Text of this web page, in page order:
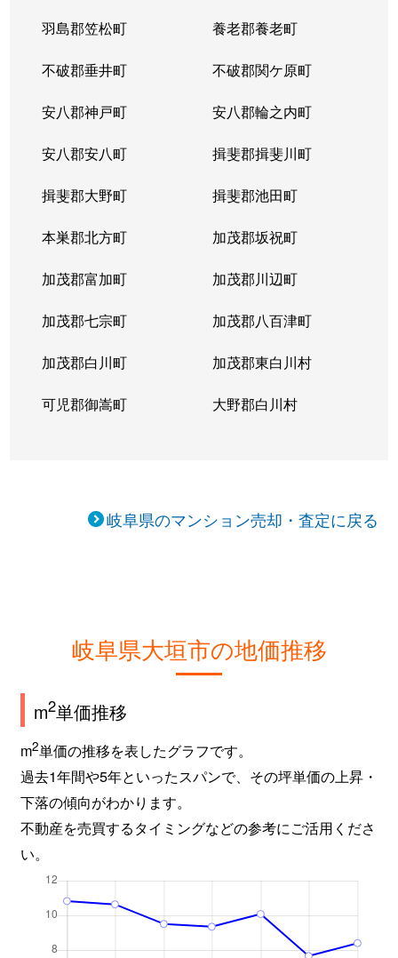
羽島郡笠松町 養老郡養老町
不破郡垂井町 不破郡関ケ原町
安八郡神戸町 安八郡輪之内町
安八郡安八町 揖斐郡揖斐川町
揖斐郡大野町 揖斐郡池田町
本巣郡北方町 加茂郡坂祝町
加茂郡富加町 加茂郡川辺町
加茂郡七宗町 加茂郡八百津町
加茂郡白川町 加茂郡東白川村
可児郡御嵩町 大野郡白川村
岐阜県のマンション売却・査定に戻る
岐阜県大垣市の地価推移
m2単価推移
m2単価の推移を表したグラフです。
過去1年間や5年といったスパンで、その坪単価の上昇・
下落の傾向がわかります。
不動産を売買するタイミングなどの参考にご活用くださ
い。